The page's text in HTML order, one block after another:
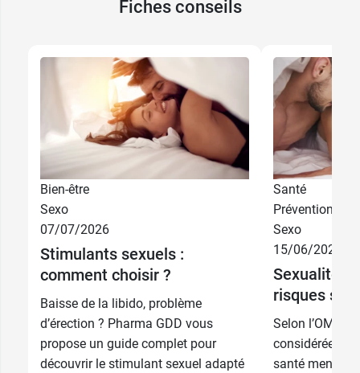
Fiches conseils
Bien-être
Sexo
07/07/2026
Stimulants sexuels :
comment choisir ?
Baisse de la libido, problème
d’érection ? Pharma GDD vous
propose un guide complet pour
découvrir le stimulant sexuel adapté
Santé
Prévention
Sexo
15/06/2026
Sexualité :
risques sur
Selon l’OMS,
considérée
santé mentale